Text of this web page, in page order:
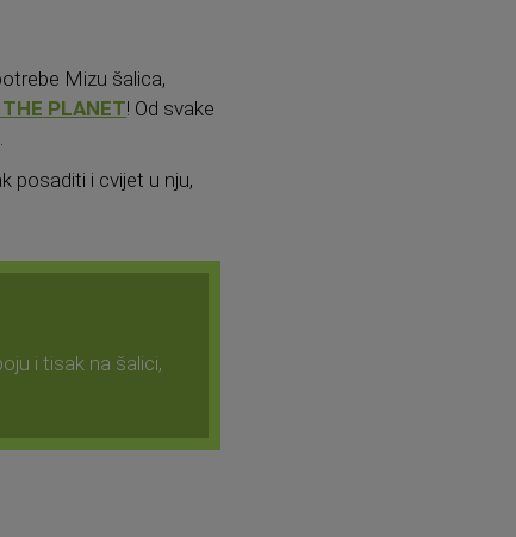
Mizu šalica,
THE PLANET! Od svake
posaditi i cvijet u nju,
i tisak na šalici,